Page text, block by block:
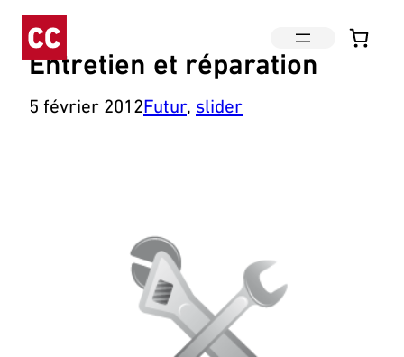
contenu
Entretien et réparation
5 février 2012Futur, slider